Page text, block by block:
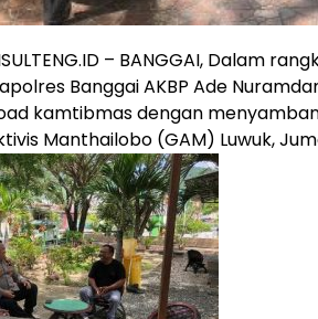
– BANGGAI, Dalam
Banggai AKBP Ade
kamtibmas dengan
Manthailobo (GAM) Luwuk,